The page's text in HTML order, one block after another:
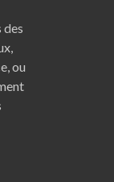
des
,
, ou